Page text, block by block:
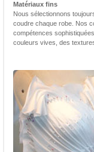
Matériaux fins
Nous sélectionnons
coudre chaque robe. Nos
compétences
couleurs vives, des